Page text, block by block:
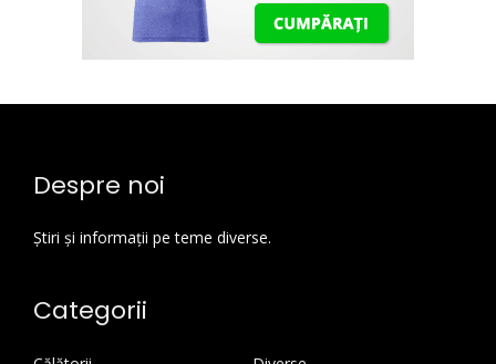
Despre noi
Știri și informații pe teme diverse.
Categorii